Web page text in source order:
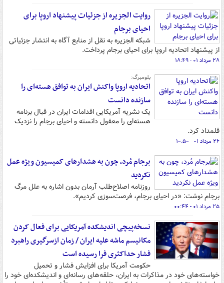
روایت الجزیره از جزئیات پیشنهاد اروپا برای
احیای برجام
شبکه الجزیره به نقل از منابع آگاه به انتشار جزئیاتی
از پیشنهاد اتحادیه اروپا برای احیای برجام پرداخت.
۲۸ مرداد ۰۱ - ۱۸:۴۹
بلومبرگ:
اتحادیه اروپا واکنش ایران به توافق هسته‌ای را
سازنده دانست
یک نشریه آمریکایی اقدامات ایران در قبال برنامه
هسته‌ای را معقول دانسته و احیای برجام را نزدیک
قلمداد کرد.
۲۶ مرداد ۰۱ - ۱۰:۵۰
برجام ‌مُرد، چون به هشدارهای کمیسیون ویژه عمل
نکردید
روزنامه اصلاح‌طلب آرمان بدون اشاره به علل مرگ
برجام نوشت: «در احیای برجام، فرصت‌سوزی کردیم».
۲۵ مرداد ۰۱ - ۰۰:۴۴
نسخه‌پیچی اندیشکده آمریکایی برای فعال کردن
مکانیسم ماشه علیه ایران / زمان ازسرگیری راهبرد
فشار حداکثری فرا رسیده است
حکومت آمریکا برای افزایش فشار و تحمیل
خواسته‌های خود در مذاکرات به ایران، حلقه‌های رسانه‌ای و اندیشکده‌ای خود را